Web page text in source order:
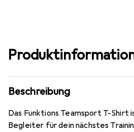
Beschreibung
Das Funktions Teamsport T-Shirt
Begleiter für dein nächstes